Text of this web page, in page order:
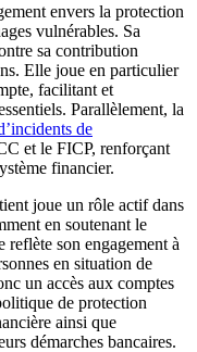
envers la protection
vulnérables. Sa
sa contribution
Elle joue en particulier
facilitant et
Parallèlement, la
de
et le FICP, renforçant
financier.
joue un rôle actif dans
en soutenant le
son engagement à
en situation de
un accès aux comptes
de protection
ainsi que
démarches bancaires.